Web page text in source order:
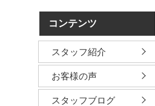
コンテンツ
スタッフ紹介
お客様の声
スタッフブログ